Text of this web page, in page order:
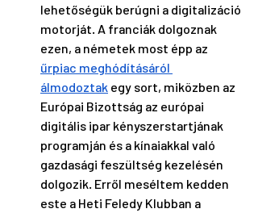
lehetőségük berúgni a digitalizáció
motorját. A franciák dolgoznak
ezen, a németek most épp az
űrpiac meghódításáról
álmodoztak egy sort, miközben az
Európai Bizottság az európai
digitális ipar kényszerstartjának
programján és a kínaiakkal való
gazdasági feszültség kezelésén
dolgozik. Erről meséltem kedden
este a Heti Feledy Klubban a